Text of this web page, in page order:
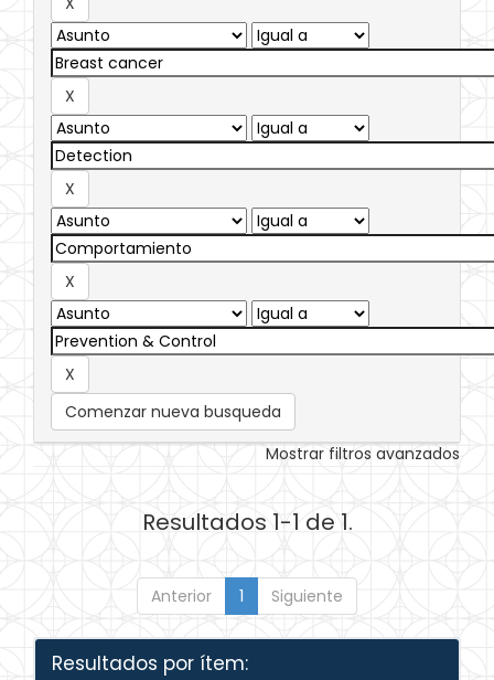
Comenzar nueva busqueda
Mostrar filtros avanzados
Resultados 1-1 de 1.
Anterior 1 Siguiente
Resultados por ítem: